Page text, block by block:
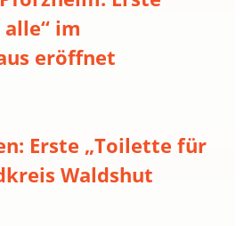
im
eröffnet
Erste „Toilette für
Waldshut